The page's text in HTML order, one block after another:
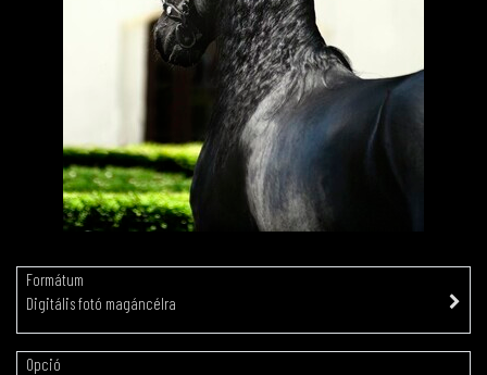
Formátum
Digitális fotó magáncélra
Opció